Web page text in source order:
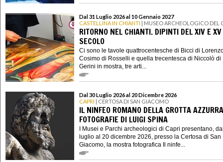
Dal 31 Luglio 2026 al 10 Gennaio 2027
CASTELLINA IN CHIANTI | MUSEO ARCHEOLOGICO DEL
RITORNO NEL CHIANTI. DIPINTI DEL XIV E XV
SECOLO
Ci sono le tavole quattrocentesche di Bicci di
Cosimo di Rosselli e quella trecentesca di Niccolò di
Gerini in mostra, tre arti...
Dal 30 Luglio 2026 al 20 Dicembre 2026
CAPRI | CERTOSA DI SAN GIACOMO
IL NINFEO ROMANO DELLA GROTTA
FOTOGRAFIE DI LUIGI SPINA
I Musei e Parchi archeologici di Capri presentano,
luglio al 20 dicembre 2026, presso la Certosa di San
Giacomo, la mostra fotografica Il ninfe...